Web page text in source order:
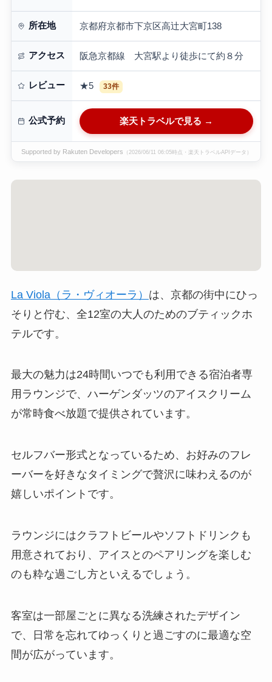
所在地 京都府京都市下京区高辻大宮町138
アクセス 阪急京都線 大宮駅より徒歩にて約８分
レビュー ★5 33件
公式予約 楽天トラベルで見る →
Supported by Rakuten Developers （2026/06/11 06:05時点・楽天トラベルAPIデータ）
La Viola（ラ・ヴィオーラ） は、京都の街中にひっ
そりと佇む、全12室の大人のためのブティックホ
テルです。
最大の魅力は24時間いつでも利用できる宿泊者専
用ラウンジで、ハーゲンダッツのアイスクリーム
が常時食べ放題で提供されています。
セルフバー形式となっているため、お好みのフレ
ーバーを好きなタイミングで贅沢に味わえるのが
嬉しいポイントです。
ラウンジにはクラフトビールやソフトドリンクも
用意されており、アイスとのペアリングを楽しむ
のも粋な過ごし方といえるでしょう。
客室は一部屋ごとに異なる洗練されたデザイン
で、日常を忘れてゆっくりと過ごすのに最適な空
間が広がっています。